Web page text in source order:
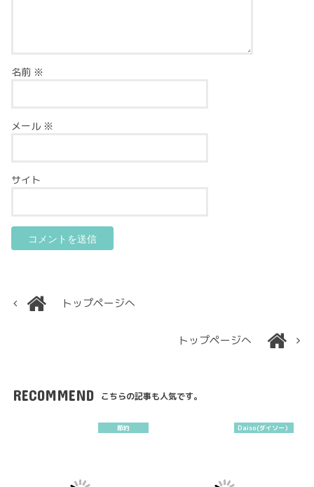
名前 ※
メール ※
サイト
トップページへ
トップページへ
RECOMMEND こちらの記事も人気です。
節約 Daiso(ダイソー）